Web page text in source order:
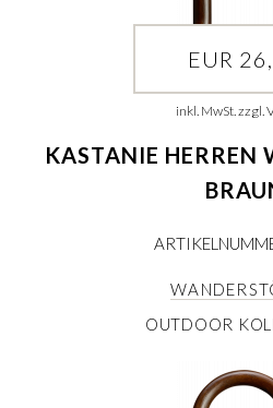
EUR
inkl. MwSt. zzgl.
KASTANIE HERREN
OUTDOOR